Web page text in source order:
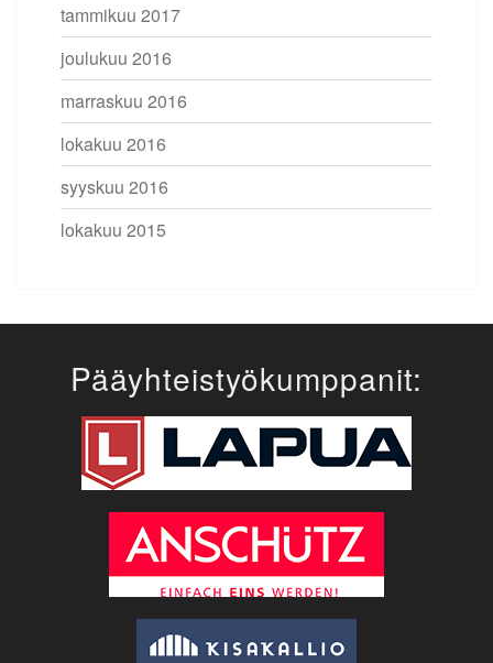
tammikuu 2017
joulukuu 2016
marraskuu 2016
lokakuu 2016
syyskuu 2016
lokakuu 2015
Pääyhteistyökumppanit: